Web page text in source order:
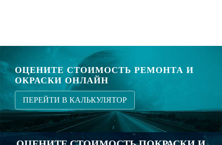
ОЦЕНИТЕ СТОИМОСТЬ РЕМОНТА И
ОКРАСКИ ОНЛАЙН
ПЕРЕЙТИ В КАЛЬКУЛЯТОР